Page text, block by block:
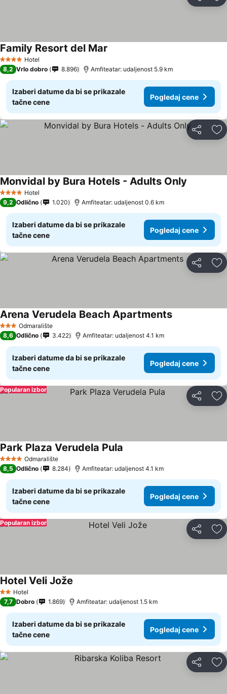
4 ZvezdiceHotel
Family Resort del Mar
8,2 Vrlo dobro 8.896 Amfiteatar: udaljenost 5.9 km
Izaberi datume da bi se prikazale
tačne cene
Pogledaj cene
Deli
4 ZvezdiceHotel
Monvidal by Bura Hotels - Adults Only
9,2 Odlično 1.020 Amfiteatar: udaljenost 0.6 km
Izaberi datume da bi se prikazale
tačne cene
Pogledaj cene
Deli
3 ZvezdiceOdmaralište
Arena Verudela Beach Apartments
8,6 Odlično 3.422 Amfiteatar: udaljenost 4.1 km
Izaberi datume da bi se prikazale
tačne cene
Pogledaj cene
Deli
Popularan izbor
4 ZvezdiceOdmaralište
Park Plaza Verudela Pula
8,5 Odlično 8.284 Amfiteatar: udaljenost 4.1 km
Izaberi datume da bi se prikazale
tačne cene
Pogledaj cene
Deli
Popularan izbor
2 Zvezdice
Hotel
Hotel Veli Jože
7,7 Dobro 1.869 Amfiteatar: udaljenost 1.5 km
Izaberi datume da bi se prikazale
tačne cene
Pogledaj cene
Deli